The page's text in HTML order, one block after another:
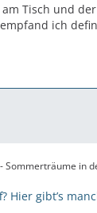
Tisch und
ich
Sommerträume in
Hier gibt’s